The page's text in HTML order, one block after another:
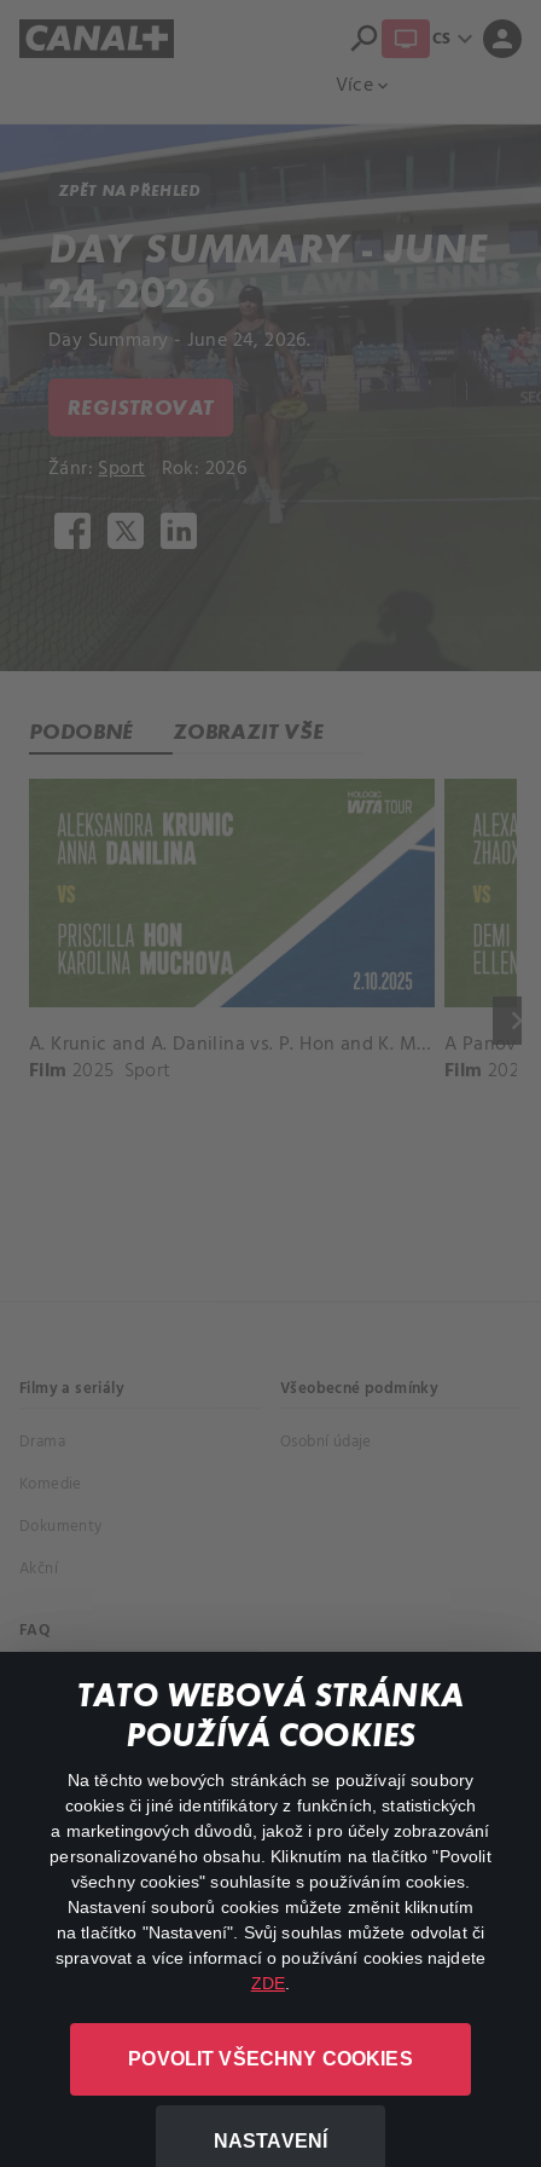
TATO WEBOVÁ STRÁNKA
POUŽÍVÁ COOKIES
Na těchto webových stránkách se používají soubory
cookies či jiné identifikátory z funkčních, statistických
a marketingových důvodů, jakož i pro účely zobrazování
personalizovaného obsahu. Kliknutím na tlačítko "Povolit
všechny cookies" souhlasíte s používáním cookies.
Nastavení souborů cookies můžete změnit kliknutím
na tlačítko "Nastavení". Svůj souhlas můžete odvolat či
spravovat a více informací o používání cookies najdete
ZDE
POVOLIT VŠECHNY COOKIES
NASTAVENÍ
Více expand_more
search CS expand_more person
ZPĚT NA PŘEHLED
DAY SUMMARY - JUNE
24, 2026
Day Summary - June 24, 2026.
REGISTROVAT
Žánr:Sport Rok: 2026
PODOBNÉ ZOBRAZIT VŠE
keyboard_arrow_right
A. Krunic and A. Danilina vs. P. Hon and K. Muchova Match Highlights - BEIJING_Capital Group Diamond ( October 02, 2025)
Film 2025 Sport Film 2026
Filmy a seriály
Drama
Komedie
Dokumenty
Akční
Všeobecné podmínky
Osobní údaje
FAQ
Můj účet
Důležité odkazy
facebookinstagram
youtube
L-1246 Luxembourg R.C.S.